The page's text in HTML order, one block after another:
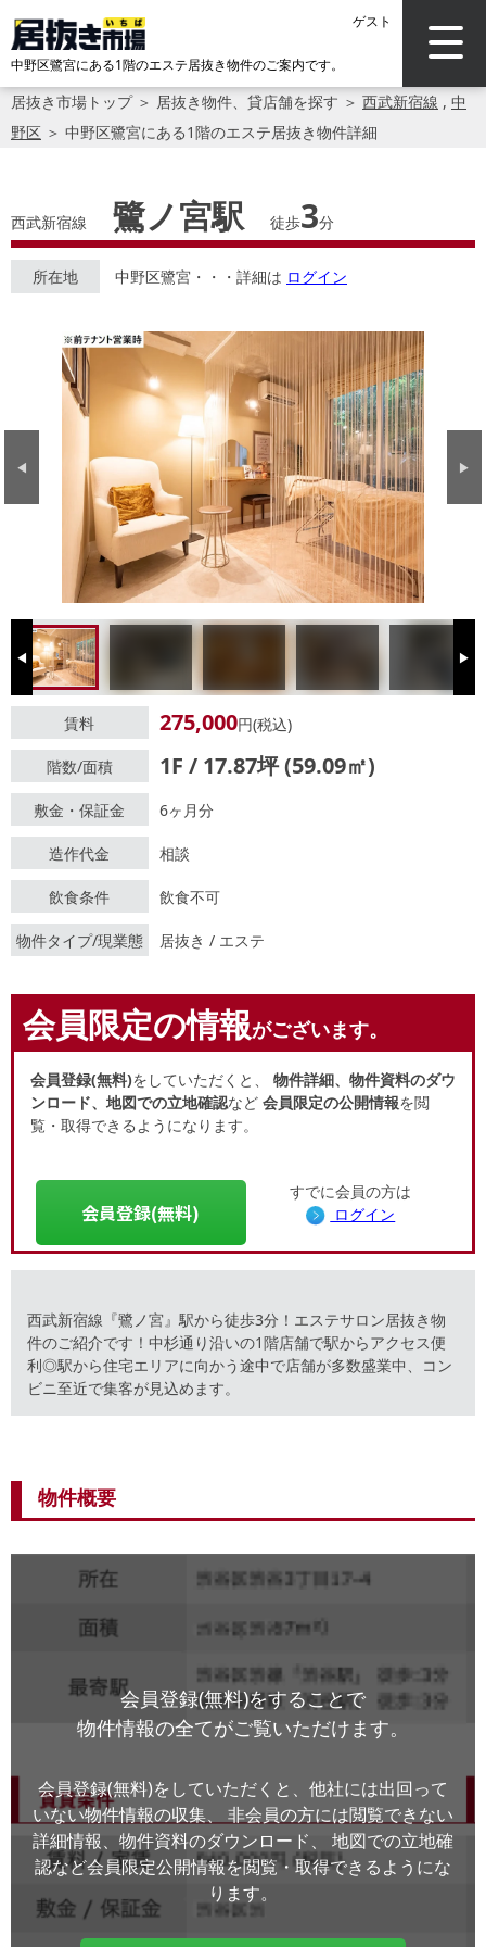
ゲスト
中野区鷺宮にある1階のエステ居抜き物件のご案内です。
居抜き市場トップ＞ 居抜き物件、貸店舗を探す ＞ 西武新宿線 , 中
野区 ＞ 中野区鷺宮にある1階のエステ居抜き物件詳細
西武新宿線 鷺ノ宮駅 徒歩3分
所在地 中野区鷺宮・・・詳細は ログイン
Previous Next
Previous Next
賃料 275,000円(税込)
階数/面積 1F / 17.87坪 (59.09㎡)
敷金・保証金 6ヶ月分
造作代金 相談
飲食条件 飲食不可
物件タイプ/現業態 居抜き / エステ
会員限定の情報がございます。
会員登録(無料)をしていただくと、 物件詳細、物件資料のダウ
ンロード、地図での立地確認など 会員限定の公開情報を閲
覧・取得できるようになります。
会員登録(無料)
すでに会員の方は
ログイン
西武新宿線『鷺ノ宮』駅から徒歩3分！エステサロン居抜き物
件のご紹介です！中杉通り沿いの1階店舗で駅からアクセス便
利◎駅から住宅エリアに向かう途中で店舗が多数盛業中、コン
ビニ至近で集客が見込めます。
物件概要
会員登録(無料)をすることで
物件情報の全てがご覧いただけます。
会員登録(無料)をしていただくと、他社には出回って
いない物件情報の収集、
非会員の方には閲覧できない
詳細情報、物件資料のダウンロード、
地図での立地確
認など会員限定公開情報を閲覧・取得できるようにな
ります。